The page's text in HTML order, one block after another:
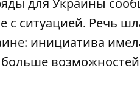
для Украины
с ситуацией. Речь
инициатива